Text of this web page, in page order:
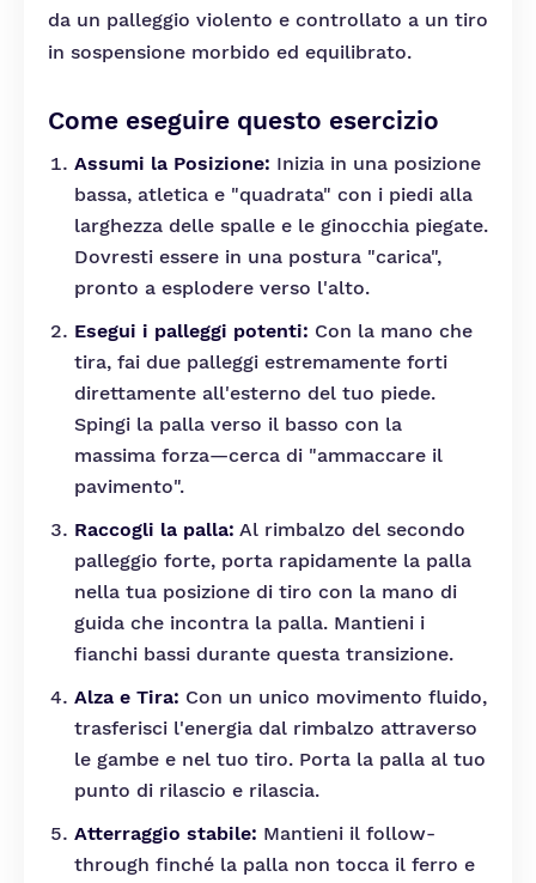
da un palleggio violento e controllato a un tiro
in sospensione morbido ed equilibrato.
Come eseguire questo esercizio
Assumi la Posizione: Inizia in una posizione
bassa, atletica e "quadrata" con i piedi alla
larghezza delle spalle e le ginocchia piegate.
Dovresti essere in una postura "carica",
pronto a esplodere verso l'alto.
Esegui i palleggi potenti: Con la mano che
tira, fai due palleggi estremamente forti
direttamente all'esterno del tuo piede.
Spingi la palla verso il basso con la
massima forza—cerca di "ammaccare il
pavimento".
Raccogli la palla: Al rimbalzo del secondo
palleggio forte, porta rapidamente la palla
nella tua posizione di tiro con la mano di
guida che incontra la palla. Mantieni i
fianchi bassi durante questa transizione.
Alza e Tira: Con un unico movimento fluido,
trasferisci l'energia dal rimbalzo attraverso
le gambe e nel tuo tiro. Porta la palla al tuo
punto di rilascio e rilascia.
Atterraggio stabile: Mantieni il follow-
through finché la palla non tocca il ferro e